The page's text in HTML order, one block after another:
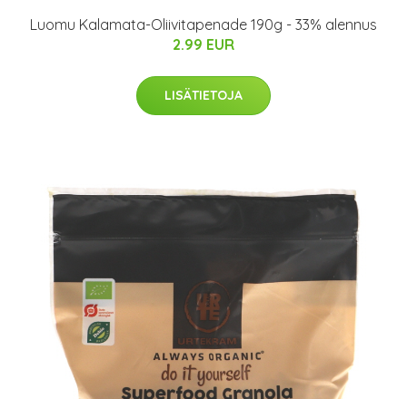
Luomu Kalamata-Oliivitapenade 190g - 33% alennus
2.99 EUR
LISÄTIETOJA